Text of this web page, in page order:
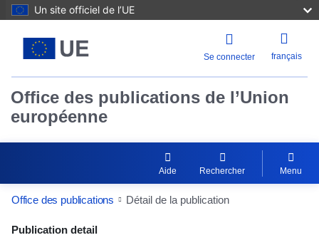
Un site officiel de l’UE
Se connecter français
Office des publications de l’Union
européenne
Aide Rechercher Menu
Office des publications Détail de la publication
Publication Detail Actions Portlet
Publication detail